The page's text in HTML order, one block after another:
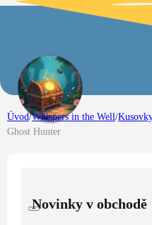
Úvod/Whispers in the Well/
Ghost Hunter
Novinky v obchodě